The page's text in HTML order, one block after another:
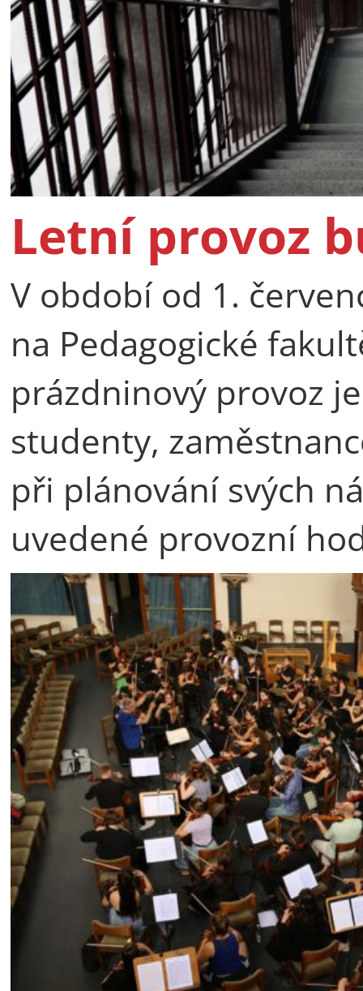
Letní provoz
V období od 1.
na Pedagogické
prázdninový provoz
studenty,
při plánování svých
uvedené provozní